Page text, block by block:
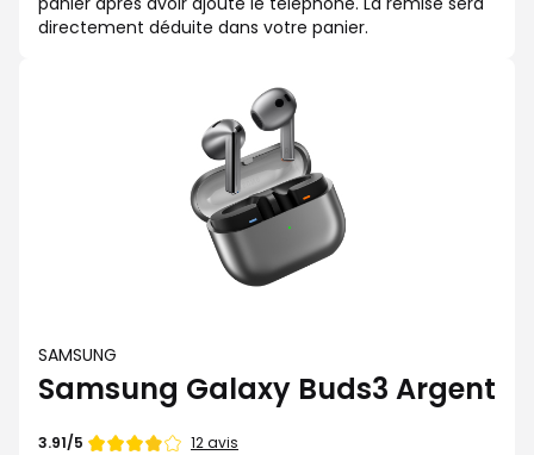
directement déduite dans votre panier.
SAMSUNG
Samsung Galaxy Buds3 Argent
Note
3.91/5 12 avis